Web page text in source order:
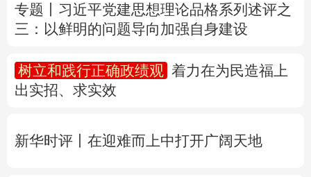
广东 广西 海南
四川 贵州 云南 西藏
陕西 甘肃
新疆 内蒙古 黑龙江
专题丨 习近平党建思想理论品格系列述评之
三：以鲜明的问题导向加强自身建设
树立和践行正确政绩观
着力在为民造福上
出实招、求实效
新华时评丨在迎难而上中打开广阔天地